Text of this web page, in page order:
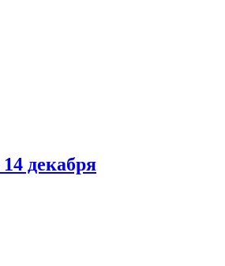
декабря